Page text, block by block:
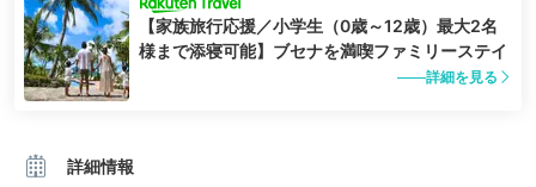
【家族旅行応援／小学生（0歳～12歳）最大2名
様まで添寝可能】ブセナを満喫ファミリーステイ
詳細を見る
詳細情報